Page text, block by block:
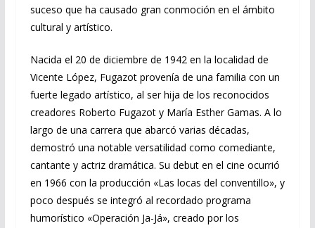
suceso que ha causado gran conmoción en el ámbito
cultural y artístico.
Nacida el 20 de diciembre de 1942 en la localidad de
Vicente López, Fugazot provenía de una familia con un
fuerte legado artístico, al ser hija de los reconocidos
creadores Roberto Fugazot y María Esther Gamas. A lo
largo de una carrera que abarcó varias décadas,
demostró una notable versatilidad como comediante,
cantante y actriz dramática. Su debut en el cine ocurrió
en 1966 con la producción «Las locas del conventillo», y
poco después se integró al recordado programa
humorístico «Operación Ja-Já», creado por los